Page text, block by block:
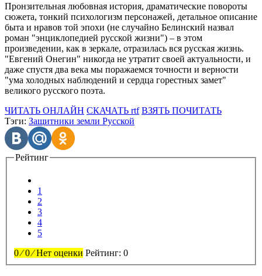
Пронзительная любовная история, драматические повороты
сюжета, тонкий психологизм персонажей, детальное описание
быта и нравов той эпохи (не случайно Белинский назвал
роман "энциклопедией русской жизни") – в этом
произведении, как в зеркале, отразилась вся русская жизнь.
"Евгений Онегин" никогда не утратит своей актуальности, и
даже спустя два века мы поражаемся точности и верности
"ума холодных наблюдений и сердца горестных замет"
великого русского поэта.
ЧИТАТЬ ОНЛАЙН СКАЧАТЬ rtf ВЗЯТЬ ПОЧИТАТЬ
Тэги: Защитники земли Русской
Рейтинг
1
2
3
4
5
0⁄0⁄Нет оценки Рейтинг: 0